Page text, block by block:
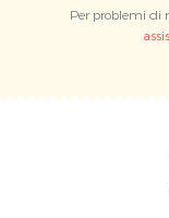
Per problemi di